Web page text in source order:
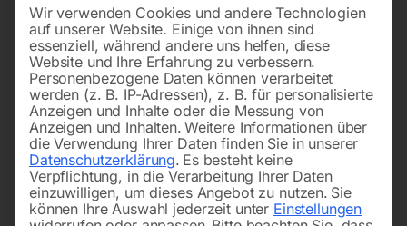
Wir verwenden Cookies und andere Technologien
auf unserer Website. Einige von ihnen sind
essenziell, während andere uns helfen, diese
Website und Ihre Erfahrung zu verbessern.
Personenbezogene Daten können verarbeitet
werden (z. B. IP-Adressen), z. B. für personalisierte
Anzeigen und Inhalte oder die Messung von
Anzeigen und Inhalten. Weitere Informationen über
die Verwendung Ihrer Daten finden Sie in unserer
Datenschutzerklärung. Es besteht keine
Verpflichtung, in die Verarbeitung Ihrer Daten
einzuwilligen, um dieses Angebot zu nutzen. Sie
können Ihre Auswahl jederzeit unter Einstellungen